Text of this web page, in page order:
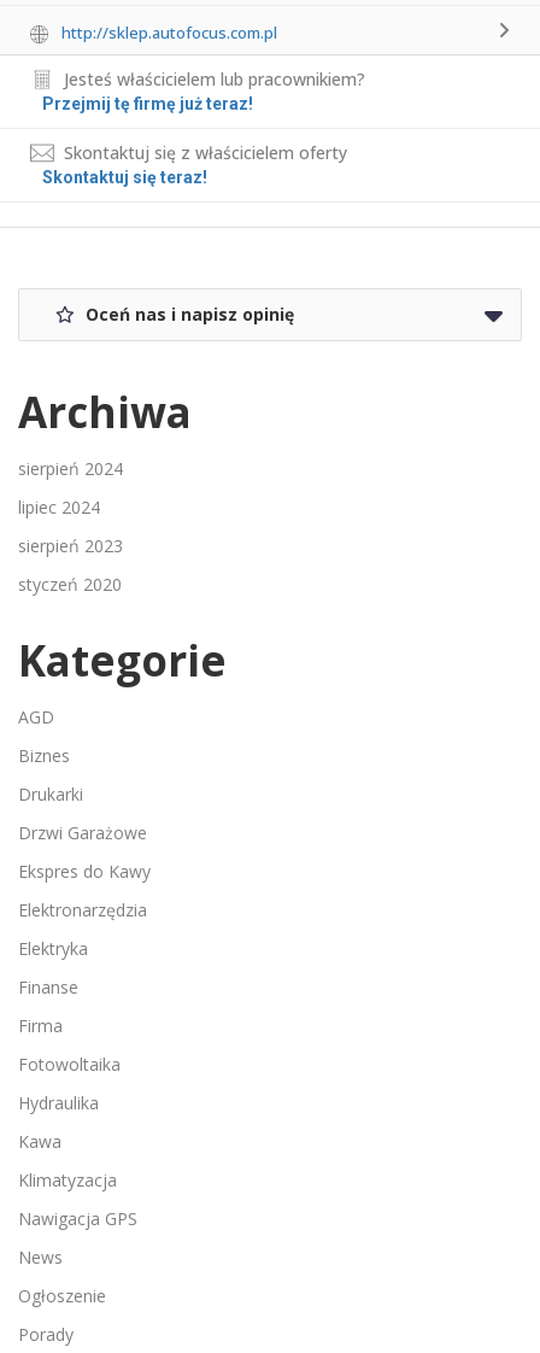
http://sklep.autofocus.com.pl
Jesteś właścicielem lub pracownikiem?
Przejmij tę firmę już teraz!
Skontaktuj się z właścicielem oferty
Skontaktuj się teraz!
Oceń nas i napisz opinię
Archiwa
sierpień 2024
lipiec 2024
sierpień 2023
styczeń 2020
Kategorie
AGD
Biznes
Drukarki
Drzwi Garażowe
Ekspres do Kawy
Elektronarzędzia
Elektryka
Finanse
Firma
Fotowoltaika
Hydraulika
Kawa
Klimatyzacja
Nawigacja GPS
News
Ogłoszenie
Porady